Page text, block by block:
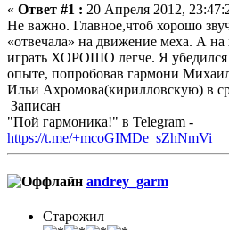
« Ответ #1 : 20 Апреля 2012,
Не важно. Главное,чтоб хорошо
«отвечала» на движение меха. А
играть ХОРОШО легче. Я убедился
опыте, попробовав гармони
Ильи Ахромова(кирилловскую) в
Записан
"Пой гармоника!" в Telegram -
https://t.me/+mcoGIMDe_sZhNmVi
andrey_garm
Старожил